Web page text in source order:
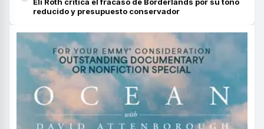
reducido y presupuesto conservador